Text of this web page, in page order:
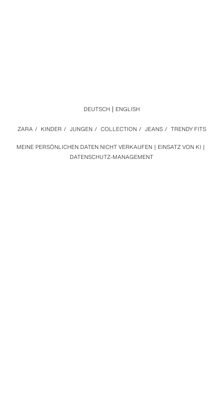
MEINE PERSÖNLICHEN DATEN NICHT VERKAUFEN
EINSATZ VON KI
DATENSCHUTZ-MANAGEMENT
ZARA / KINDER / JUNGEN / COLLECTION / JEANS / TRENDY FITS
DEUTSCH ENGLISH